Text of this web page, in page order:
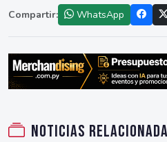
Compartir: WhatsApp
Noticias